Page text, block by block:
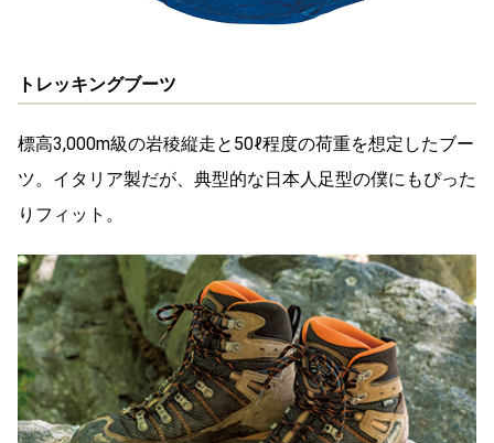
トレッキングブーツ
標高3,000m級の岩稜縦走と50ℓ程度の荷重を想定したブー
ツ。イタリア製だが、典型的な日本人足型の僕にもぴった
りフィット。